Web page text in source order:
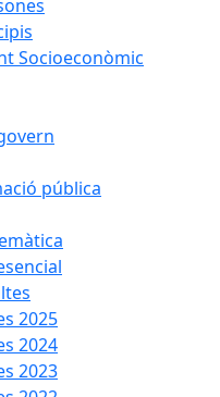
Socioeconòmic
pública
2025
2024
2023